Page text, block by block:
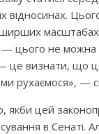
відносинах.
ширших
— цього не можна
визнати, що це
рухаємося», —
якби цей
в Сенаті.